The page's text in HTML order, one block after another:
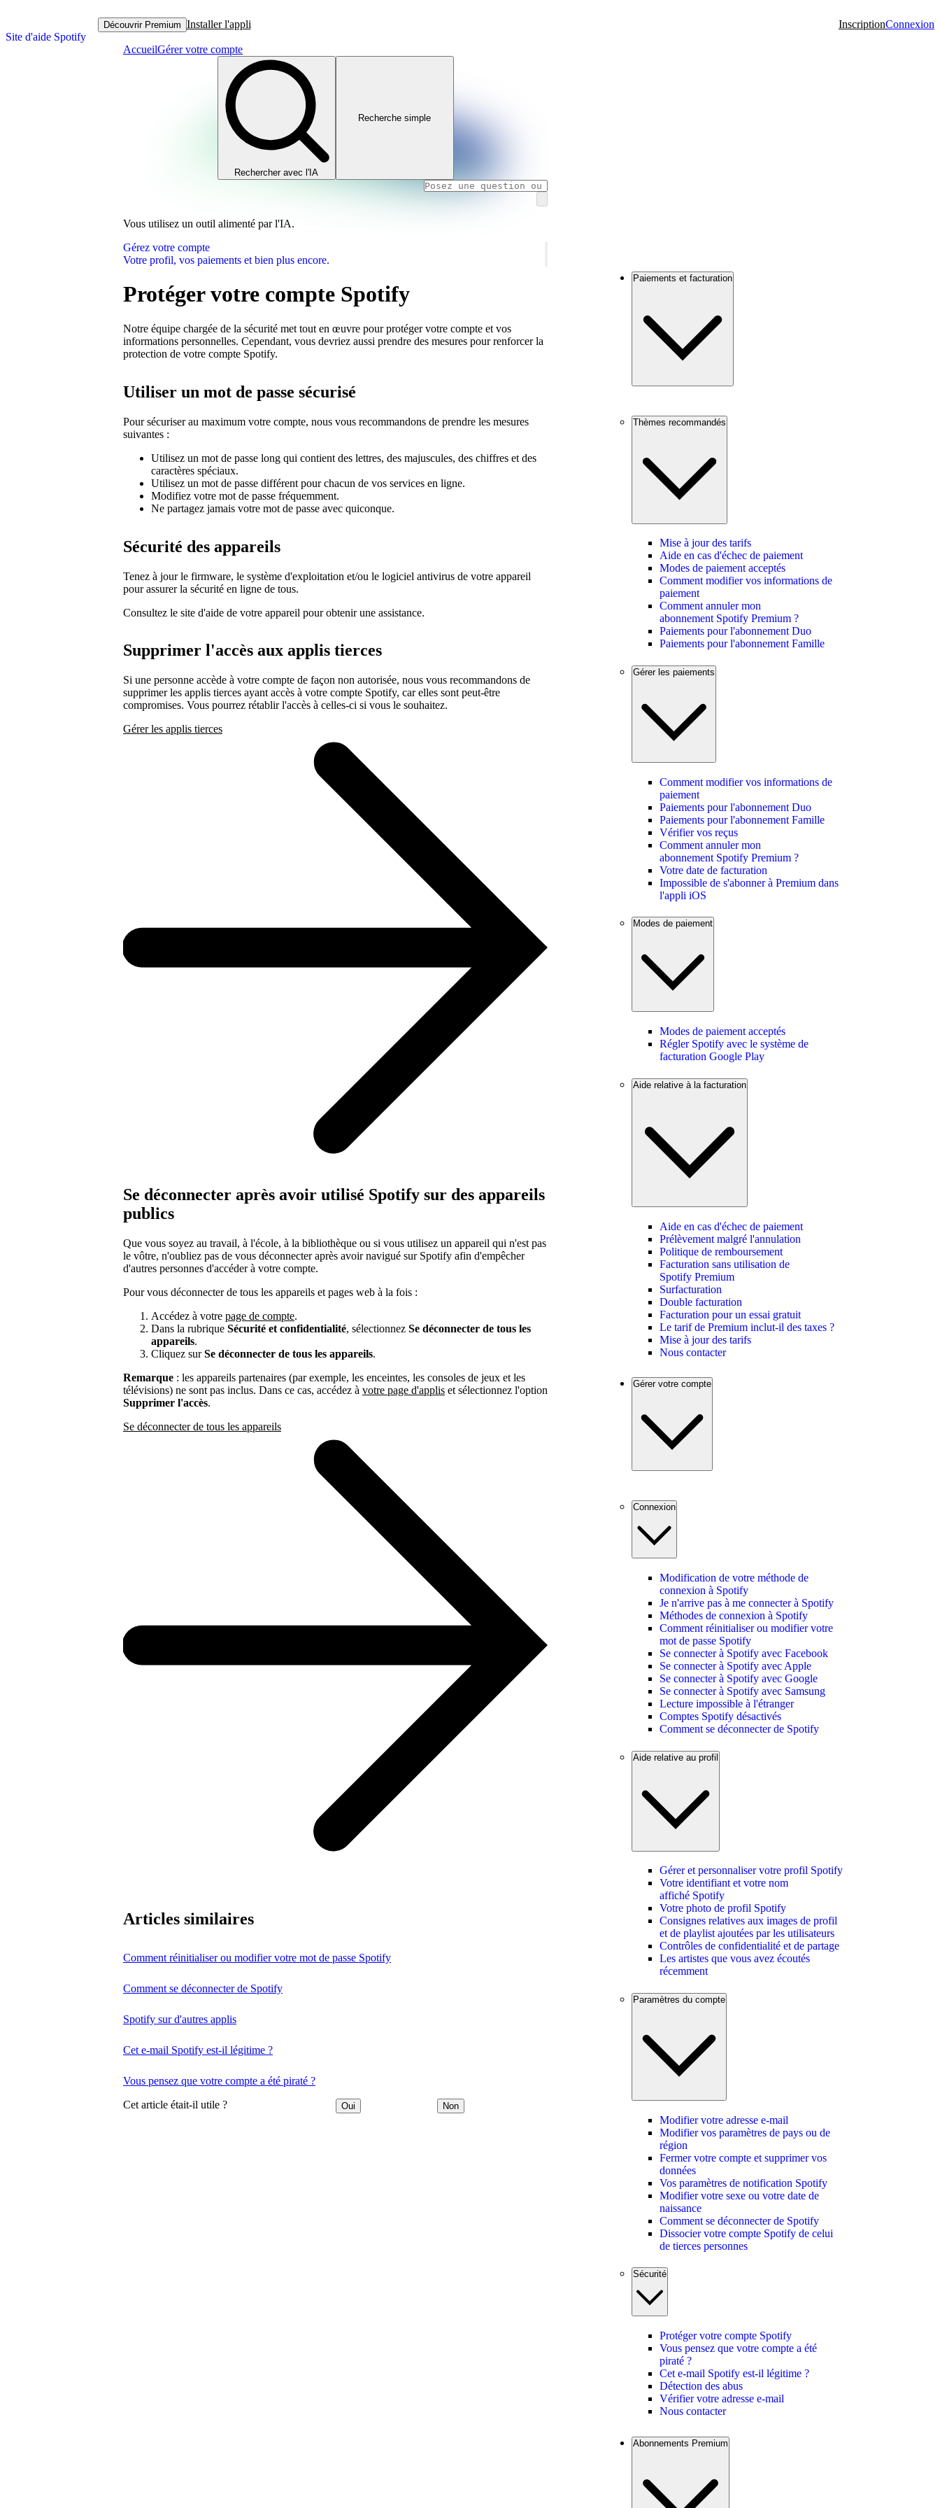
Site d'aide Spotify
Découvrir Premium Installer l'appli InscriptionConnexion
AccueilGérer votre compte
Rechercher avec l'IA
Recherche simple
Vous utilisez un outil alimenté par l'IA.
Gérez votre compte
Votre profil, vos paiements et bien plus encore.
Protéger votre compte Spotify
Notre équipe chargée de la sécurité met tout en œuvre pour protéger votre compte et vos
informations personnelles. Cependant, vous devriez aussi prendre des mesures pour renforcer la
protection de votre compte Spotify.
Utiliser un mot de passe sécurisé
Pour sécuriser au maximum votre compte, nous vous recommandons de prendre les mesures
suivantes :
Utilisez un mot de passe long qui contient des lettres, des majuscules, des chiffres et des
caractères spéciaux.
Utilisez un mot de passe différent pour chacun de vos services en ligne.
Modifiez votre mot de passe fréquemment.
Ne partagez jamais votre mot de passe avec quiconque.
Sécurité des appareils
Tenez à jour le firmware, le système d'exploitation et/ou le logiciel antivirus de votre appareil
pour assurer la sécurité en ligne de tous.
Consultez le site d'aide de votre appareil pour obtenir une assistance.
Supprimer l'accès aux applis tierces
Si une personne accède à votre compte de façon non autorisée, nous vous recommandons de
supprimer les applis tierces ayant accès à votre compte Spotify, car elles sont peut-être
compromises. Vous pourrez rétablir l'accès à celles-ci si vous le souhaitez.
Gérer les applis tierces
Se déconnecter après avoir utilisé Spotify sur des appareils
publics
Que vous soyez au travail, à l'école, à la bibliothèque ou si vous utilisez un appareil qui n'est pas
le vôtre, n'oubliez pas de vous déconnecter après avoir navigué sur Spotify afin d'empêcher
d'autres personnes d'accéder à votre compte.
Pour vous déconnecter de tous les appareils et pages web à la fois :
Accédez à votre page de compte.
Dans la rubrique Sécurité et confidentialité, sélectionnez Se déconnecter de tous les
appareils.
Cliquez surSe déconnecter de tous les appareils.
Remarque : les appareils partenaires (par exemple, les enceintes, les consoles de jeux et les
télévisions) ne sont pas inclus. Dans ce cas, accédez à votre page d'applis et sélectionnez l'option
Supprimer l'accès.
Se déconnecter de tous les appareils
Articles similaires
Comment réinitialiser ou modifier votre mot de passe Spotify
Comment se déconnecter de Spotify
Spotify sur d'autres applis
Cet e-mail Spotify est-il légitime ?
Vous pensez que votre compte a été piraté ?
Cet article était-il utile ? Oui Non
Paiements et facturation
Thèmes recommandés
Mise à jour des tarifs
Aide en cas d'échec de paiement
Modes de paiement acceptés
Comment modifier vos informations de
paiement
Comment annuler mon
abonnement Spotify Premium ?
Paiements pour l'abonnement Duo
Paiements pour l'abonnement Famille
Gérer les paiements
Comment modifier vos informations de
paiement
Paiements pour l'abonnement Duo
Paiements pour l'abonnement Famille
Vérifier vos reçus
Comment annuler mon
abonnement Spotify Premium ?
Votre date de facturation
Impossible de s'abonner à Premium dans
l'appli iOS
Modes de paiement
Modes de paiement acceptés
Régler Spotify avec le système de
facturation Google Play
Aide relative à la facturation
Aide en cas d'échec de paiement
Prélèvement malgré l'annulation
Politique de remboursement
Facturation sans utilisation de
Spotify Premium
Surfacturation
Double facturation
Facturation pour un essai gratuit
Le tarif de Premium inclut-il des taxes ?
Mise à jour des tarifs
Nous contacter
Gérer votre compte
Connexion
Modification de votre méthode de
connexion à Spotify
Je n'arrive pas à me connecter à Spotify
Méthodes de connexion à Spotify
Comment réinitialiser ou modifier votre
mot de passe Spotify
Se connecter à Spotify avec Facebook
Se connecter à Spotify avec Apple
Se connecter à Spotify avec Google
Se connecter à Spotify avec Samsung
Lecture impossible à l'étranger
Comptes Spotify désactivés
Comment se déconnecter de Spotify
Aide relative au profil
Gérer et personnaliser votre profil Spotify
Votre identifiant et votre nom
affiché Spotify
Votre photo de profil Spotify
Consignes relatives aux images de profil
et de playlist ajoutées par les utilisateurs
Contrôles de confidentialité et de partage
Les artistes que vous avez écoutés
récemment
Paramètres du compte
Modifier votre adresse e-mail
Modifier vos paramètres de pays ou de
région
Fermer votre compte et supprimer vos
données
Vos paramètres de notification Spotify
Modifier votre sexe ou votre date de
naissance
Comment se déconnecter de Spotify
Dissocier votre compte Spotify de celui
de tierces personnes
Sécurité
Protéger votre compte Spotify
Vous pensez que votre compte a été
piraté ?
Cet e-mail Spotify est-il légitime ?
Détection des abus
Vérifier votre adresse e-mail
Nous contacter
Abonnements Premium